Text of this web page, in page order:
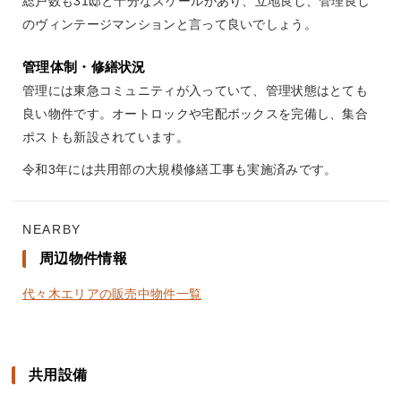
のヴィンテージマンションと言って良いでしょう。
管理体制・修繕状況
管理には東急コミュニティが入っていて、管理状態はとても
良い物件です。オートロックや宅配ボックスを完備し、集合
ポストも新設されています。
令和3年には共用部の大規模修繕工事も実施済みです。
NEARBY
周辺物件情報
代々木エリアの販売中物件一覧
共用設備